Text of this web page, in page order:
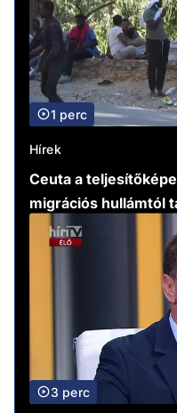
1 perc
Hírek
Ceuta a
migrációs hullámtól
3 perc